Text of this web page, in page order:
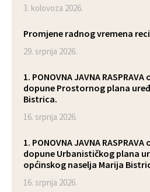
3. kolovoza 2026.
Promjene radnog vremena
29. srpnja 2026.
1. PONOVNA JAVNA RASPRAVA o Prijedlogu izmjene i
dopune Prostornog plana
Bistrica.
16. srpnja 2026.
1. PONOVNA JAVNA RASPRAVA o Prijedlogu izmjene i
dopune Urbanističkog plana
općinskog naselja Marija
16. srpnja 2026.